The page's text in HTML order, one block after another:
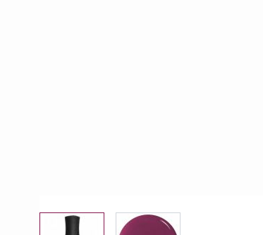
View larger imageView larger image